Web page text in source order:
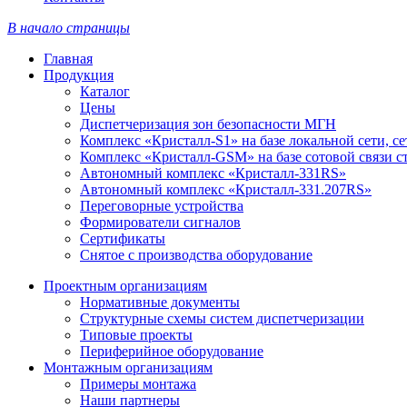
В начало страницы
Главная
Продукция
Каталог
Цены
Диспетчеризация зон безопасности МГН
Комплекс «Кристалл-S1» на базе локальной сети,
Комплекс «Кристалл-GSM» на базе сотовой связи
Автономный комплекс «Кристалл-331RS»
Автономный комплекс «Кристалл-331.207RS»
Переговорные устройства
Формирователи сигналов
Сертификаты
Снятое с производства оборудование
Проектным организациям
Нормативные документы
Структурные схемы систем диспетчеризации
Типовые проекты
Периферийное оборудование
Монтажным организациям
Примеры монтажа
Наши партнеры